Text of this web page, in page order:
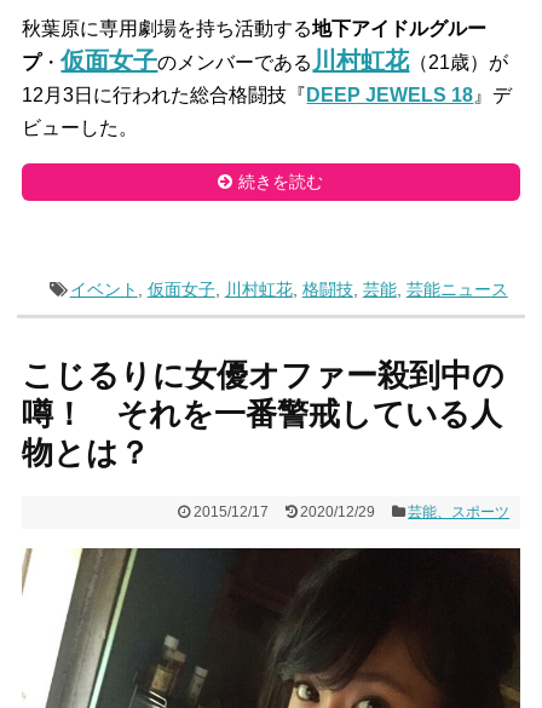
秋葉原に専用劇場を持ち活動する地下アイドルグルー
プ・仮面女子のメンバーである 川村虹花（21歳）が
12月3日に行われた総合格闘技『 DEEP JEWELS 18 』デ
ビューした。
続きを読む
イベント 仮面女子, 川村虹花, 格闘技, 芸能, 芸能ニュース
こじるりに女優オファー殺到中の
噂！ それを一番警戒している人
物とは？
2015/12/17 2020/12/29 芸能、スポーツ